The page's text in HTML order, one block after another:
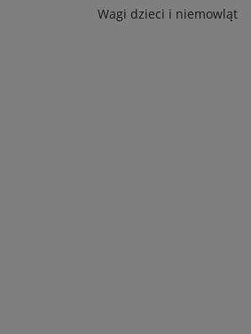
Wagi dzieci i niemowląt